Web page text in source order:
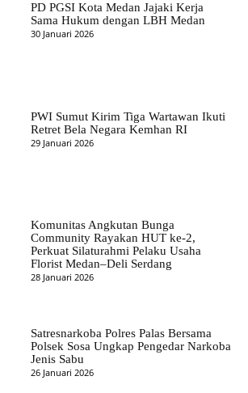
PD PGSI Kota Medan Jajaki Kerja
Sama Hukum dengan LBH Medan
30 Januari 2026
PWI Sumut Kirim Tiga Wartawan Ikuti
Retret Bela Negara Kemhan RI
29 Januari 2026
Komunitas Angkutan Bunga
Community Rayakan HUT ke-2,
Perkuat Silaturahmi Pelaku Usaha
Florist Medan–Deli Serdang
28 Januari 2026
Satresnarkoba Polres Palas Bersama
Polsek Sosa Ungkap Pengedar Narkoba
Jenis Sabu
26 Januari 2026